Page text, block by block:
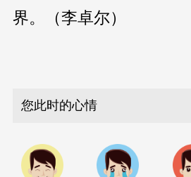
界。（李卓尔）
您此时的心情